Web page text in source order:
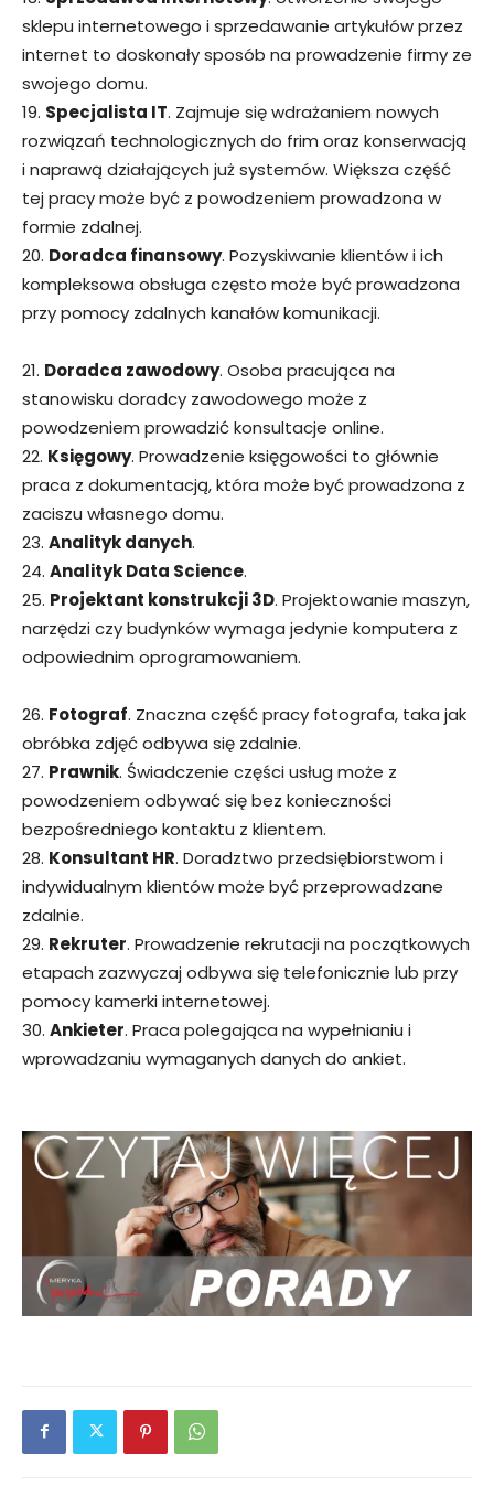
sklepu internetowego i sprzedawanie artykułów przez
internet to doskonały sposób na prowadzenie firmy ze
swojego domu.
19. Specjalista IT. Zajmuje się wdrażaniem nowych
rozwiązań technologicznych do frim oraz konserwacją
i naprawą działających już systemów. Większa część
tej pracy może być z powodzeniem prowadzona w
formie zdalnej.
20. Doradca finansowy. Pozyskiwanie klientów i ich
kompleksowa obsługa często może być prowadzona
przy pomocy zdalnych kanałów komunikacji.
21. Doradca zawodowy. Osoba pracująca na
stanowisku doradcy zawodowego może z
powodzeniem prowadzić konsultacje online.
22. Księgowy. Prowadzenie księgowości to głównie
praca z dokumentacją, która może być prowadzona z
zaciszu własnego domu.
23. Analityk danych.
24. Analityk Data Science.
25. Projektant konstrukcji 3D. Projektowanie maszyn,
narzędzi czy budynków wymaga jedynie komputera z
odpowiednim oprogramowaniem.
26. Fotograf. Znaczna część pracy fotografa, taka jak
obróbka zdjęć odbywa się zdalnie.
27. Prawnik. Świadczenie części usług może z
powodzeniem odbywać się bez konieczności
bezpośredniego kontaktu z klientem.
28. Konsultant HR. Doradztwo przedsiębiorstwom i
indywidualnym klientów może być przeprowadzane
zdalnie.
29. Rekruter. Prowadzenie rekrutacji na początkowych
etapach zazwyczaj odbywa się telefonicznie lub przy
pomocy kamerki internetowej.
30. Ankieter. Praca polegająca na wypełnianiu i
wprowadzaniu wymaganych danych do ankiet.